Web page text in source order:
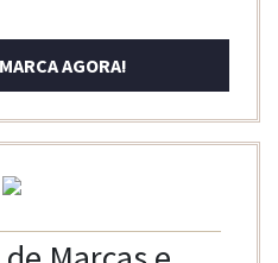
AGORA!